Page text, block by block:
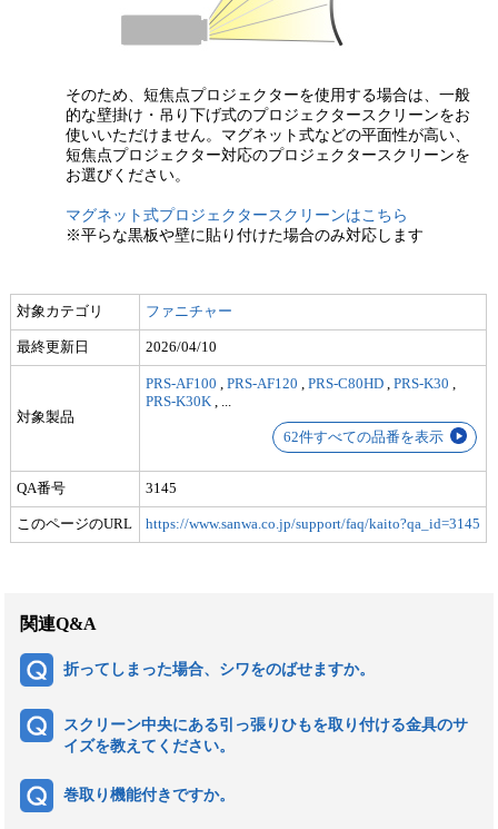
そのため、短焦点プロジェクターを使用する場合は、一般
的な壁掛け・吊り下げ式のプロジェクタースクリーンをお
使いいただけません。マグネット式などの平面性が高い、
短焦点プロジェクター対応のプロジェクタースクリーンを
お選びください。
マグネット式プロジェクタースクリーンはこちら
※平らな黒板や壁に貼り付けた場合のみ対応します
対象カテゴリ ファニチャー
最終更新日 2026/04/10
対象製品
PRS-AF100 ,PRS-AF120 ,PRS-C80HD ,PRS-K30
PRS-K30K
62件すべての品番を表示
QA番号 3145
このページのURL https://www.sanwa.co.jp/support/faq/kaito?qa_id=3145
関連Q&A
折ってしまった場合、シワをのばせますか。
スクリーン中央にある引っ張りひもを取り付ける金具のサ
イズを教えてください。
巻取り機能付きですか。